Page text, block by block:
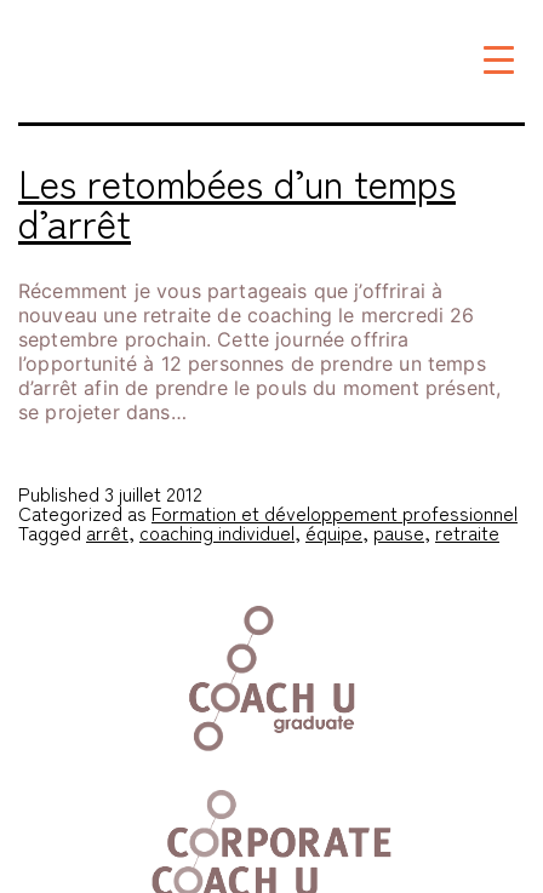
Les retombées d’un temps
d’arrêt
Récemment je vous partageais que j’offrirai à
nouveau une retraite de coaching le mercredi 26
septembre prochain. Cette journée offrira
l’opportunité à 12 personnes de prendre un temps
d’arrêt afin de prendre le pouls du moment présent,
se projeter dans…
Published 3 juillet 2012
Categorized as Formation et développement professionnel
Tagged arrêt, coaching individuel,équipe,pause,retraite